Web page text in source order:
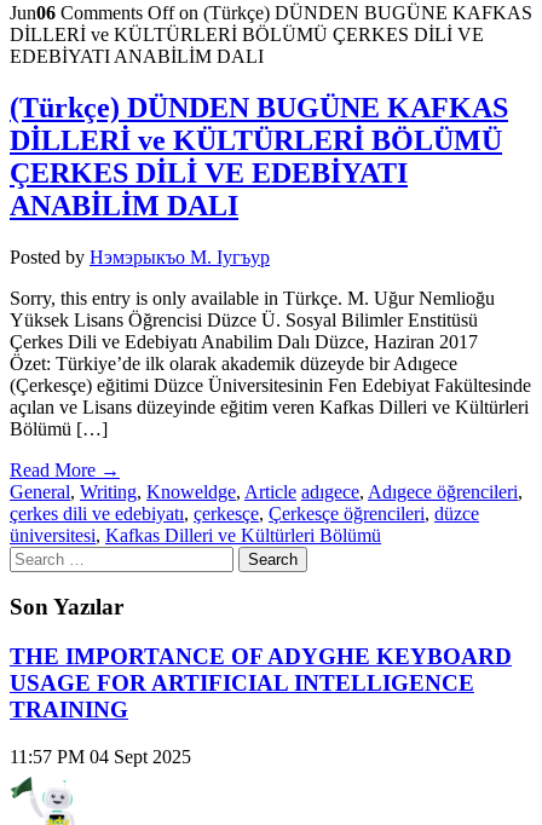
Jun06 Comments Offon (Türkçe) DÜNDEN BUGÜNE KAFKAS
DİLLERİ ve KÜLTÜRLERİ BÖLÜMÜ ÇERKES DİLİ VE
EDEBİYATI ANABİLİM DALI
(Türkçe) DÜNDEN BUGÜNE KAFKAS
DİLLERİ ve KÜLTÜRLERİ BÖLÜMÜ
ÇERKES DİLİ VE EDEBİYATI
ANABİLİM DALI
Posted by Нэмэрыкъо М. Iугъур
Sorry, this entry is only available in Türkçe. M. Uğur Nemlioğu
Yüksek Lisans Öğrencisi Düzce Ü. Sosyal Bilimler Enstitüsü
Çerkes Dili ve Edebiyatı Anabilim Dalı Düzce, Haziran 2017
Özet: Türkiye’de ilk olarak akademik düzeyde bir Adıgece
(Çerkesçe) eğitimi Düzce Üniversitesinin Fen Edebiyat Fakültesinde
açılan ve Lisans düzeyinde eğitim veren Kafkas Dilleri ve Kültürleri
Bölümü […]
Read More →
General, Writing, Knoweldge, Article adıgece, Adıgece öğrencileri,
çerkes dili ve edebiyatı, çerkesçe, Çerkesçe öğrencileri, düzce
üniversitesi, Kafkas Dilleri ve Kültürleri Bölümü
Son Yazılar
THE IMPORTANCE OF ADYGHE KEYBOARD
USAGE FOR ARTIFICIAL INTELLIGENCE
TRAINING
11:57 PM 04 Sept 2025